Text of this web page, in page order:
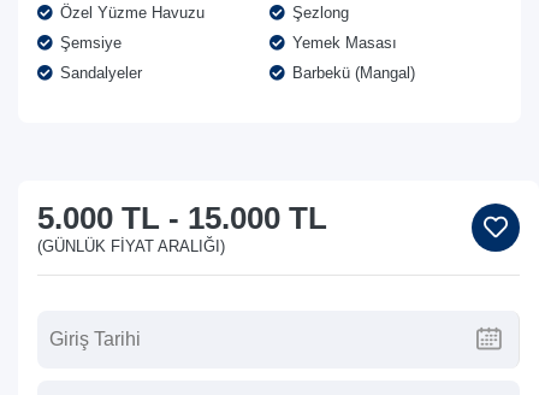
Özel Yüzme Havuzu
Şezlong
Şemsiye
Yemek Masası
Sandalyeler
Barbekü (Mangal)
5.000 TL - 15.000 TL
(GÜNLÜK FIYAT ARALIĞI)